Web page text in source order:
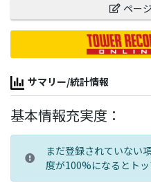
ペー
サマリー/統計情報
基本情報充実度：
まだ登録されていない
度が100%になるとトッ